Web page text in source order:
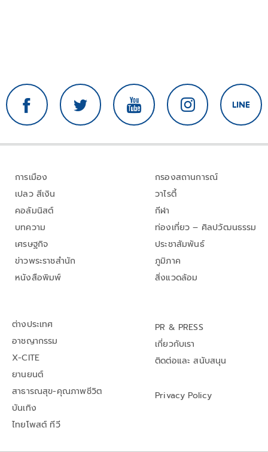
การเมือง
เปลว สีเงิน
คอลัมนิสต์
บทความ
เศรษฐกิจ
ข่าวพระราชสำนัก
หนังสือพิมพ์
กรองสถานการณ์
วาไรตี้
กีฬา
ท่องเที่ยว – ศิลปวัฒนธรรม
ประชาสัมพันธ์
ภูมิภาค
สิ่งแวดล้อม
ต่างประเทศ
อาชญากรรม
X-CITE
ยานยนต์
สาธารณสุข-คุณภาพชีวิต
บันเทิง
ไทยโพสต์ ทีวี
PR & PRESS
เกี่ยวกับเรา
ติดต่อและ สนับสนุน
Privacy Policy